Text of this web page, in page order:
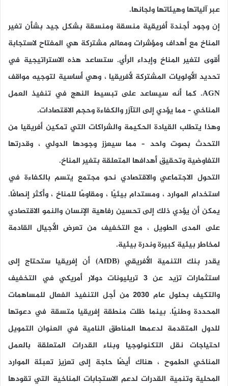
عبر آلياتها وهيئاتها ولجانها.
إن وجود أجندة أفريقية منسقة ومنسقة بشكل جيد بشأن تغير
المناخ مع أهداف ومؤشرات ومعالم مشتركة هي المفتاح لاستجابة
أقوى لتغير المناخ وإبداء الرأي. ستساعد هذه الاستراتيجية في
تحديد الأولويات المشتركة لأفريقيا ، وهي أساسية لتوجيه مواقف
AGN. كما أنه سيساعد على تبسيط النهج في تنفيذ العمل
المناخي – مما يؤدي إلى التآزر والكفاءة وحجم الاقتصادات.
وهذا يتطلب القيادة الحكيمة والشراكات التي تمكين أفريقيا من
التحدث بصوت واحد – مما سيعزز وجودها الدولي ، وقدرتها
التفاوضية وتحقيق أهدافها المتعلقة بتغير المناخ.
التحول الاجتماعي والاقتصادي نحو مجتمع يتسم بالكفاءة في
استخدام الموارد ، ومستدام بيئيًا ، ومقاومًا للمناخ ، وأكثر إنصافًا.
يمكن أن يؤدي ذلك إلى تحسين رفاهية الإنسان والنمو الاقتصادي
على المدى الطويل ، مع التخفيف من تعرض الأجيال القادمة
لمخاطر بيئية كبيرة وندرة بيئية.
يقدر بنك التنمية الأفريقي (AfDB)
أن إفريقيا ستحتاج إلى
استثمارات تزيد عن 3 تريليونات دولار أمريكي في التخفيف
والتكيف بحلول عام 2030 من أجل التنفيذ الفعال للمساهمات
المحددة وطنيًا. بينما ظلت منطقة إفريقيا متسقة في دعوتها
للدول المتقدمة لدعمها المناطق النامية في العنوان التمويل
احتياجات نقل التكنولوجيا وبناء القدرات المتعلقة بالعمل
المناخي الطموح ، هناك أيضًا حاجة إلى تعزيز تعبئة الموارد
المحلية وتنمية القدرات لدعم الاستجابات المناخية التي تقودها